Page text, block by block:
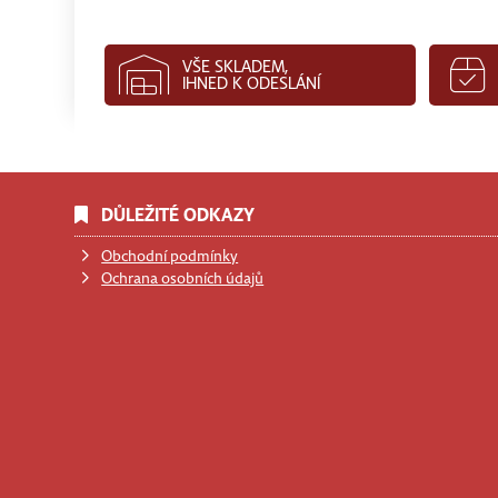
VŠE SKLADEM,
IHNED K ODESLÁNÍ
DŮLEŽITÉ ODKAZY
Obchodní podmínky
Ochrana osobních údajů